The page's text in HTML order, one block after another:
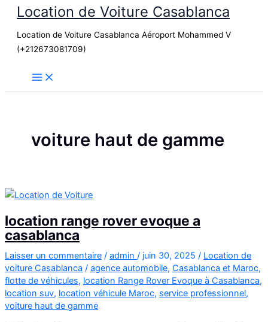
contenu
Location de Voiture Casablanca
Location de Voiture Casablanca Aéroport Mohammed V
(+212673081709)
voiture haut de gamme
location range rover evoque a
casablanca
Laisser un commentaire / admin / juin 30, 2025 / Location de
voiture Casablanca / agence automobile, Casablanca et Maroc,
flotte de véhicules, location Range Rover Evoque à Casablanca,
location suv, location véhicule Maroc, service professionnel,
voiture haut de gamme